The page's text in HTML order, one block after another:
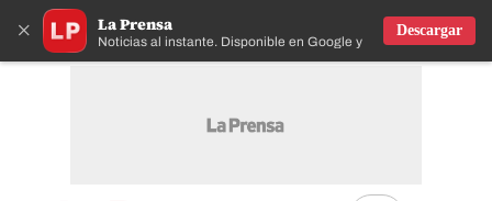
× La Prensa
Noticias al instante. Disponible en Google y IOS
Descargar